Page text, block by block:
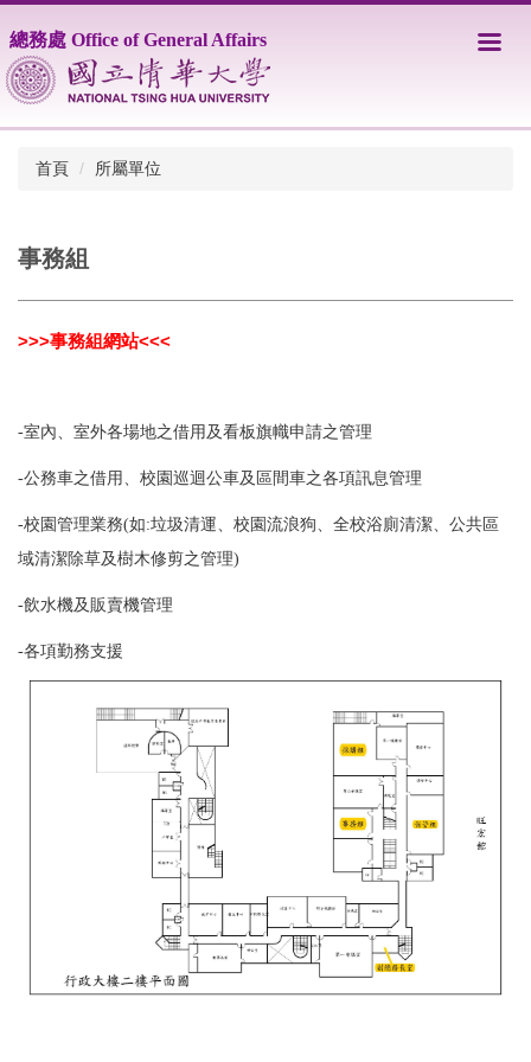
到
主
要
總務處 Office of General Affairs
首頁 所屬單位
事務組
>>>事務組網站<<<
-室內、 室外各場地之借用及看板旗幟申請之管理
-公務車之借用 、 校園巡迴公車及區間車之各項訊息管理
-校園管理業務(如:垃圾清運、校園流浪狗、全校浴廁清潔、公共區
域清潔除草及樹木修剪之管理)
-飲水機及販賣機管理
-各項勤務支援